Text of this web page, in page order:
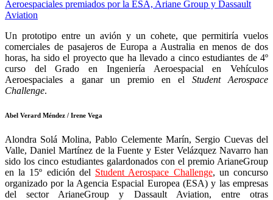
Un prototipo entre un avión y un cohete, que permitiría vuelos
comerciales de pasajeros de Europa a Australia en menos de dos
horas, ha sido el proyecto que ha llevado a cinco estudiantes de 4º
curso del Grado en Ingeniería Aeroespacial en Vehículos
Aeroespaciales a ganar un premio en el Student Aerospace
Challenge.
Abel Verard Méndez / Irene Vega
Alondra Solá Molina, Pablo Celemente Marín, Sergio Cuevas del
Valle, Daniel Martínez de la Fuente y Ester Velázquez Navarro han
sido los cinco estudiantes galardonados con el premio ArianeGroup
en la 15º edición del Student Aerospace Challenge, un concurso
organizado por la Agencia Espacial Europea (ESA) y las empresas
del sector ArianeGroup y Dassault Aviation, entre otras